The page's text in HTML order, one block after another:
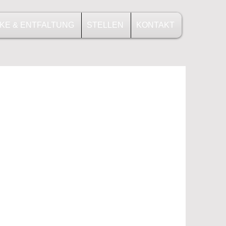
& ENTFALTUNG STELLEN KONTAKT